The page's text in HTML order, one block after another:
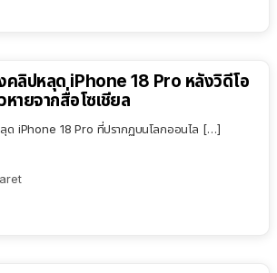
คลิปหลุด iPhone 18 Pro หลังวิดีโอ
ายจากสื่อโซเชียล
ด iPhone 18 Pro ที่ปรากฏบนโลกออนไล […]